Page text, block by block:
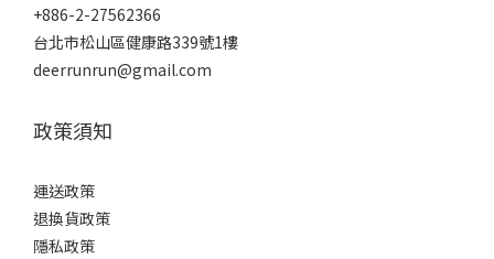
+886-2-27562366
台北市松山區健康路339號1樓
deerrunrun@gmail.com
政策須知
運送政策
退換貨政策
隱私政策